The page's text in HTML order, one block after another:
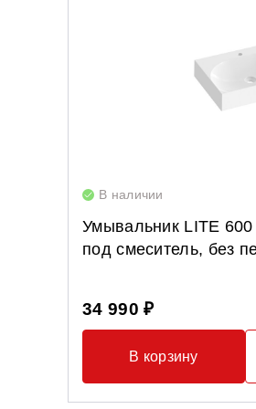
В наличии
Умывальник LITE
под смеситель, без
34 990 ₽
В корзину